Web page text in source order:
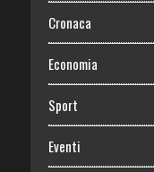
Cronaca
Economia
Sport
Eventi